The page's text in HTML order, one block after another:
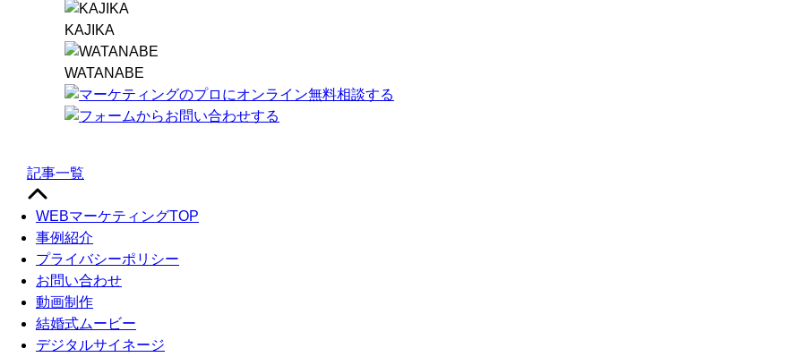
KAJIKA
WATANABE
記事一覧
WEBマーケティングTOP
事例紹介
プライバシーポリシー
お問い合わせ
動画制作
結婚式ムービー
デジタルサイネージ